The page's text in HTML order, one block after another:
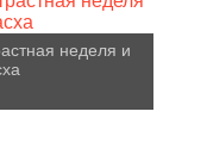
неделя и